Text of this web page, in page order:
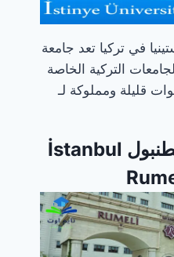
في تركيا تعد جامعة
التركية الخاصة
قليلة ومملوكة لـ
جامعة روملي اسطنبول İstanbul